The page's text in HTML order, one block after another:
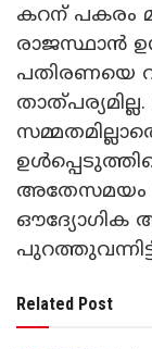
കറന് പകരം
രാജസ്ഥാൻ
പതിരണയെ
അതേസമയം
ഔദ്യോഗിക
Related Post